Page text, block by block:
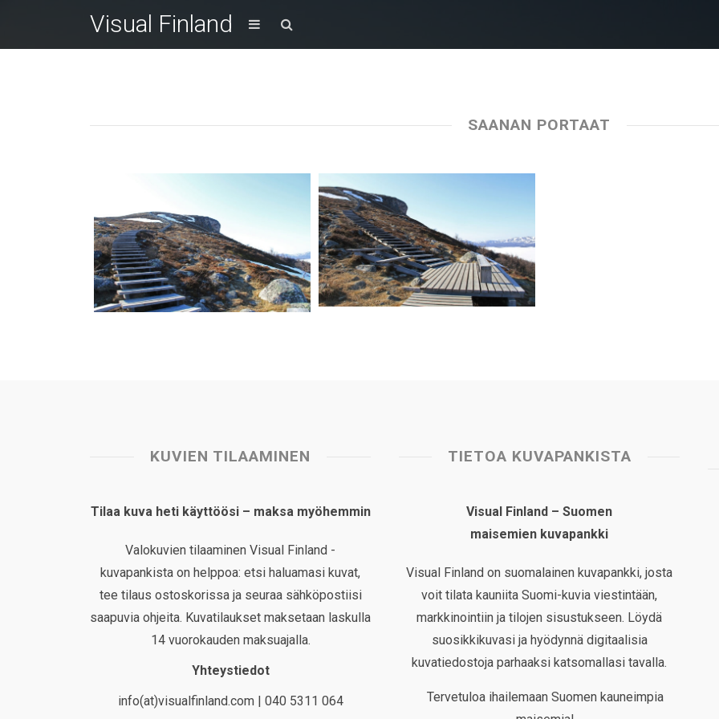
Visual Finland
SAANAN PORTAAT
KUVIEN TILAAMINEN
Tilaa kuva heti käyttöösi – maksa myöhemmin
Valokuvien tilaaminen Visual Finland -
kuvapankista on helppoa: etsi haluamasi kuvat,
tee tilaus ostoskorissa ja seuraa sähköpostiisi
saapuvia ohjeita. Kuvatilaukset maksetaan laskulla
14 vuorokauden maksuajalla.
Yhteystiedot
info(at)visualfinland.com | 040 5311 064
TIETOA KUVAPANKISTA
Visual Finland – Suomen
maisemien kuvapankki
Visual Finland on suomalainen kuvapankki, josta
voit tilata kauniita Suomi-kuvia viestintään,
markkinointiin ja tilojen sisustukseen. Löydä
suosikkikuvasi ja hyödynnä digitaalisia
kuvatiedostoja parhaaksi katsomallasi tavalla.
Tervetuloa ihailemaan Suomen kauneimpia